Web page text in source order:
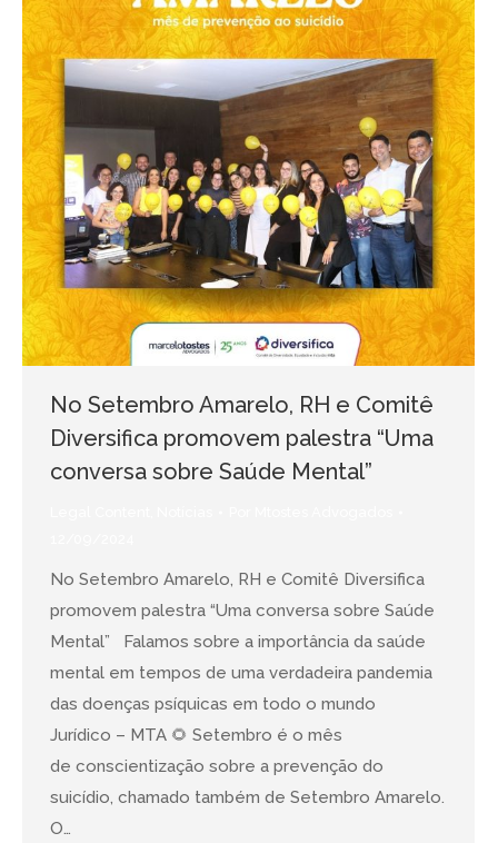
No Setembro Amarelo, RH e Comitê
Diversifica promovem palestra “Uma
conversa sobre Saúde Mental”
No Setembro Amarelo, RH e Comitê Diversifica
promovem palestra “Uma conversa sobre Saúde
Mental” Falamos sobre a importância da saúde
mental em tempos de uma verdadeira pandemia
das doenças psíquicas em todo o mundo
Jurídico – MTA 🌻 Setembro é o mês
de conscientização sobre a prevenção do
suicídio, chamado também de Setembro Amarelo.
O…